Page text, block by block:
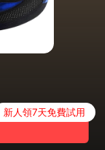
新人領7天免費試用